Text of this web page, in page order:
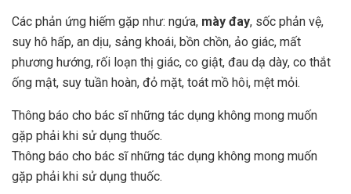
Các phản ứng hiếm gặp như: ngứa, mày đay, sốc phản vệ,
suy hô hấp, an dịu, sảng khoái, bồn chồn, ảo giác, mất
phương hướng, rối loạn thị giác, co giật, đau dạ dày, co thắt
ống mật, suy tuần hoàn, đỏ mặt, toát mồ hôi, mệt mỏi.
Thông báo cho bác sĩ những tác dụng không mong muốn
gặp phải khi sử dụng thuốc.
Thông báo cho bác sĩ những tác dụng không mong muốn
gặp phải khi sử dụng thuốc.